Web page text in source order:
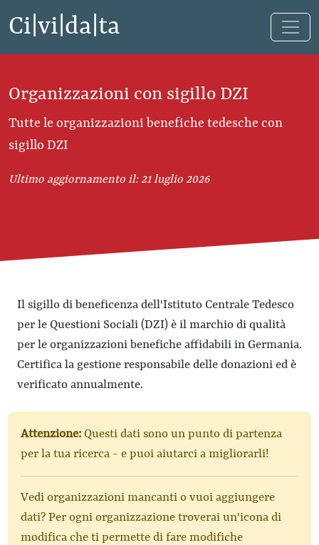
Ci|vi|da|ta
Organizzazioni con sigillo DZI
Tutte le organizzazioni benefiche tedesche con
sigillo DZI
Ultimo aggiornamento il: 21 luglio 2026
Il sigillo di beneficenza dell'Istituto Centrale Tedesco
per le Questioni Sociali (DZI) è il marchio di qualità
per le organizzazioni benefiche affidabili in Germania.
Certifica la gestione responsabile delle donazioni ed è
verificato annualmente.
Attenzione: Questi dati sono un punto di partenza
per la tua ricerca - e puoi aiutarci a migliorarli!
Vedi organizzazioni mancanti o vuoi aggiungere
dati? Per ogni organizzazione troverai un'icona di
modifica che ti permette di fare modifiche